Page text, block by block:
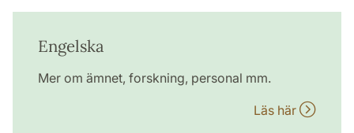
Engelska
Mer om ämnet, forskning, personal mm.
Läs här